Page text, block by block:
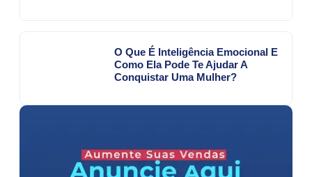
O Que É Inteligência Emocional E
Como Ela Pode Te Ajudar A
Conquistar Uma Mulher?